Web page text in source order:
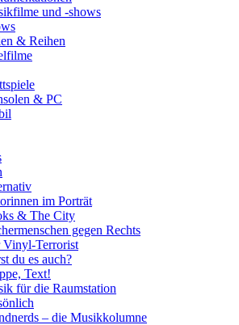
und -shows
& Reihen
& PC
im Porträt
& The City
gegen Rechts
Vinyl-Terrorist
du es auch?
Text!
für die Raumstation
– die Musikkolumne